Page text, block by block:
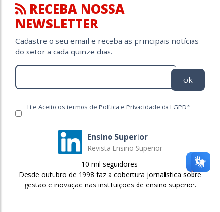
RECEBA NOSSA
NEWSLETTER
Cadastre o seu email e receba as principais notícias
do setor a cada quinze dias.
ok
Li e Aceito os termos de Política e Privacidade da LGPD*
Ensino Superior
Revista Ensino Superior
10 mil seguidores.
Desde outubro de 1998 faz a cobertura jornalística sobre
gestão e inovação nas instituições de ensino superior.